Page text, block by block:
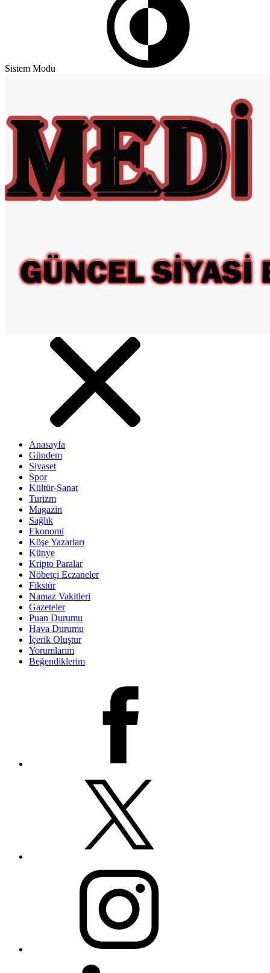
Sistem Modu
Anasayfa
Gündem
Siyaset
Spor
Kültür-Sanat
Turizm
Magazin
Sağlık
Ekonomi
Köşe Yazarları
Künye
Kripto Paralar
Nöbetçi Eczaneler
Fikstür
Namaz Vakitleri
Gazeteler
Puan Durumu
Hava Durumu
İçerik Oluştur
Yorumlarım
Beğendiklerim